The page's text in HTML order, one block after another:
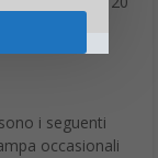
i seguenti
occasionali